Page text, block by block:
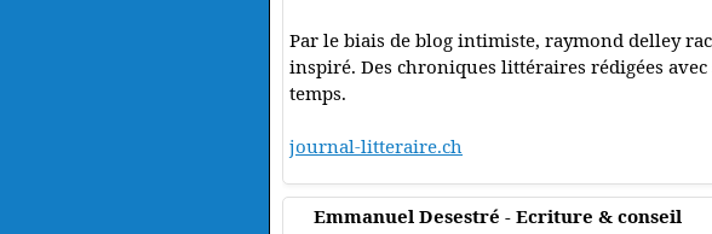
Par le biais de blog intimiste, raymond delley
inspiré. Des chroniques littéraires rédigées
temps.
journal-litteraire.ch
Emmanuel Desestré - Ecriture & conseil